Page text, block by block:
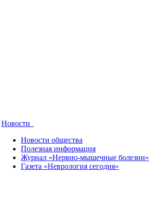
Новости
Новости общества
Полезная информация
Журнал «Нервно-мышечные болезни»
Газета «Неврология сегодня»